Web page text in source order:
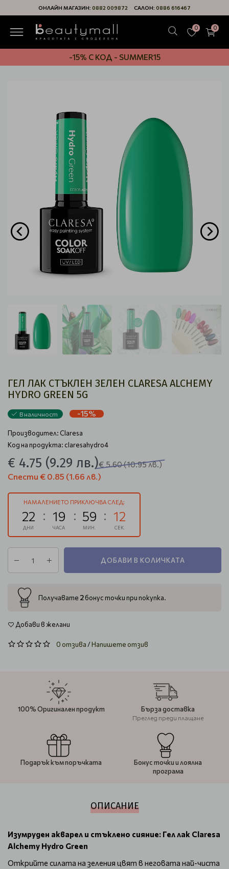
ОНЛАЙН МАГАЗИН: 0882 009872 САЛОН: 0886 616467
0 0
-15% С КОД - SUMMER15
ГЕЛ ЛАК СТЪКЛЕН ЗЕЛЕН CLARESA ALCHEMY
HYDRO GREEN 5G
В наличност -15%
Производител: Claresa
Код на продукта: claresahydro4
€ 4.75 (9.29 лв.)€ 5.60(10.95 лв.)
Спести € 0.85 (1.66 лв.)
НАМАЛЕНИЕТО ПРИКЛЮЧВА СЛЕД:
22
ДНИ
19
ЧАСА
59
МИН.
12
СЕК.
ДОБАВИ В КОЛИЧКАТА
Получавате 2бонус точки при покупка.
Добави в желани
0 отзива/Напишете отзив
100% Оригинален продукт Бърза доставка
Преглед преди плащане
Подарък към поръчката
Бонус точки и лоялна
програма
ОПИСАНИЕ
Изумруден акварел и стъклено сияние: Гел лак Claresa
Alchemy Hydro Green
Открийте силата на зеления цвят в неговата най-чиста